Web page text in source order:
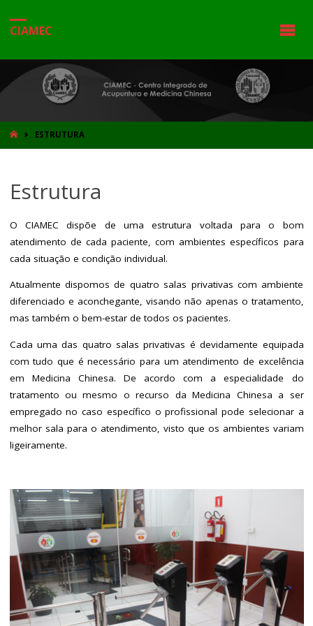
CIAMEC
HOMEESTRUTURA
Estrutura
O CIAMEC dispõe de uma estrutura voltada para o bom
atendimento de cada paciente, com ambientes específicos para
cada situação e condição individual.
Atualmente dispomos de quatro salas privativas com ambiente
diferenciado e aconchegante, visando não apenas o tratamento,
mas também o bem-estar de todos os pacientes.
Cada uma das quatro salas privativas é devidamente equipada
com tudo que é necessário para um atendimento de excelência
em Medicina Chinesa. De acordo com a especialidade do
tratamento ou mesmo o recurso da Medicina Chinesa a ser
empregado no caso específico o profissional pode selecionar a
melhor sala para o atendimento, visto que os ambientes variam
ligeiramente.